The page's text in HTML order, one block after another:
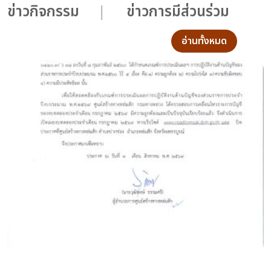
ข่าวกิจกรรม
ข่าวการมีส่วนร่วม
อ่านทั้งหมด